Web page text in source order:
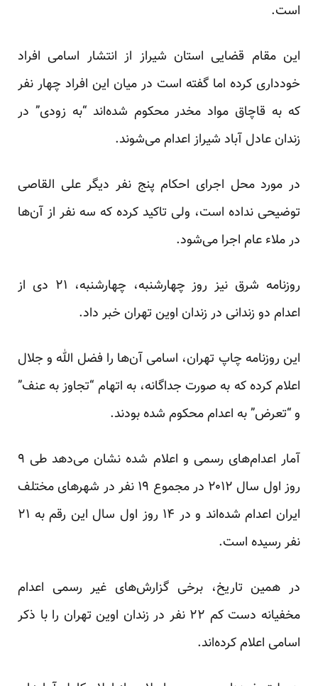
است.
این مقام قضایی استان شیراز از انتشار اسامی افراد
خودداری کرده اما گفته است در میان این افراد چهار نفر
که به قاچاق مواد مخدر محکوم شده‌اند “به زودی” در
زندان عادل آباد شیراز اعدام می‌شوند.
در مورد محل اجرای احکام پنج نفر دیگر علی القاصی
توضیحی نداده است، ولی تاکید کرده که سه نفر از آن‌ها
در ملاء عام اجرا می‌شود.
روزنامه شرق نیز روز چهارشنبه، چهارشنبه، ۲۱ دی از
اعدام دو زندانی در زندان اوین تهران خبر داد.
این روزنامه چاپ تهران، اسامی آن‌ها را فضل الله و جلال
اعلام کرده که به صورت جداگانه، به اتهام “تجاوز به عنف”
و “تعرض” به اعدام محکوم شده بودند.
آمار اعدام‌های رسمی و اعلام شده نشان می‌دهد طی ۹
روز اول سال ۲۰۱۲ در مجموع ۱۹ نفر در شهرهای مختلف
ایران اعدام شده‌اند و در ۱۴ روز اول سال این رقم به ۲۱
نفر رسیده است.
در همین تاریخ، برخی گزارش‌های غیر رسمی اعدام
مخفیانه دست کم ۲۲ نفر در زندان اوین تهران را با ذکر
اسامی اعلام کرده‌اند.